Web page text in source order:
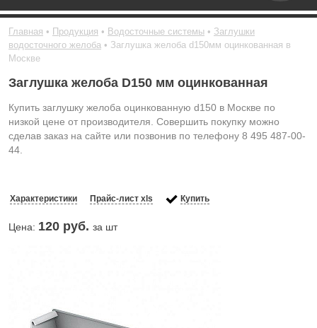
Главная Продукция Водосточные системы
Заглушки
водосточного желоба
Заглушка желоба d150мм оцинкованная в
Москве
Заглушка желоба D150 мм оцинкованная
Купить заглушку желоба оцинкованную d150 в Москве по
низкой цене от производителя. Совершить покупку можно
сделав заказ на сайте или позвонив по телефону 8 495 487-00-
44.
Характеристики Прайс-лист xls Купить
Цена: 120 руб. за шт